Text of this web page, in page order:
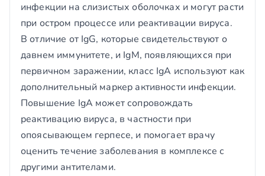
инфекции на слизистых оболочках и могут расти
при остром процессе или реактивации вируса.
В отличие от IgG, которые свидетельствуют о
давнем иммунитете, и IgM, появляющихся при
первичном заражении, класс IgA используют как
дополнительный маркер активности инфекции.
Повышение IgA может сопровождать
реактивацию вируса, в частности при
опоясывающем герпесе, и помогает врачу
оценить течение заболевания в комплексе с
другими антителами.